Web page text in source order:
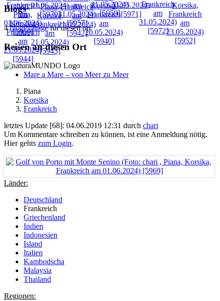
Blogs
4blogeinträgefür diesen ort
Reisen an diesen Ort
Mare a Mare – von Meer zu Meer
Piana
Korsika
Frankreich
letztes Update [68]: 04.06.2019 12:31 durch chari
Um Kommentare schreiben zu können, ist eine Anmeldung nötig.
Hier gehts zum Login.
Länder:
Deutschland
Frankreich
Griechenland
Indien
Indonesien
Island
Italien
Kambodscha
Malaysia
Thailand
Regionen: